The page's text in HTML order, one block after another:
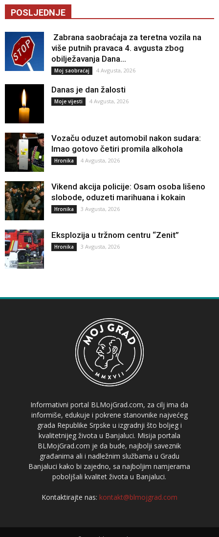
POSLJEDNJE
Zabrana saobraćaja za teretna vozila na
više putnih pravaca 4. avgusta zbog
obilježavanja Dana...
Moj saobraćaj 4 Avgusta, 2026
Danas je dan žalosti
Moje vijesti 4 Avgusta, 2026
Vozaču oduzet automobil nakon sudara:
Imao gotovo četiri promila alkohola
Hronika 4 Avgusta, 2026
Vikend akcija policije: Osam osoba lišeno
slobode, oduzeti marihuana i kokain
Hronika 3 Avgusta, 2026
Eksplozija u tržnom centru “Zenit”
Hronika 3 Avgusta, 2026
Informativni portal BLMojGrad.com, za cilj ima da
informiše, edukuje i pokrene stanovnike najvećeg
grada Republike Srpske u izgradnji što boljeg i
kvalitetnijeg života u Banjaluci. Misija portala
BLMojGrad.com je da bude, najbolji saveznik
građanima ali i nadležnim službama u Gradu
Banjaluci kako bi zajedno, sa najboljim namjerama
poboljšali kvalitet života u Banjaluci.
Kontaktirajte nas: kontakt@blmojgrad.com